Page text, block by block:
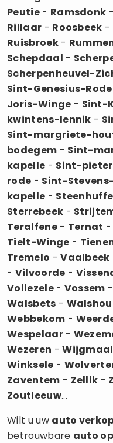
Peutie- Ramsdonk -
Rillaar - Roosbeek -
Ruisbroek-
Schepdaal -
Scherpenheuvel-
Sint-Genesius-Rode
Joris-Winge - Sint-
kwintens-lennik -
Sint-margriete-
bodegem - Sint-
kapelle - Sint-
rode - Sint-
kapelle -
Sterrebeek -
Teralfene- Ternat -
Tielt-Winge -
Tremelo -Vaalbeek
- Vilvoorde -
Vollezele- Vossem -
Walsbets -
Webbekom -
Wespelaar-
Wezeren -Wijgmaal
Winksele -
Zaventem - Zellik -
Zoutleeuw...
Wilt u uw auto
betrouwbare auto